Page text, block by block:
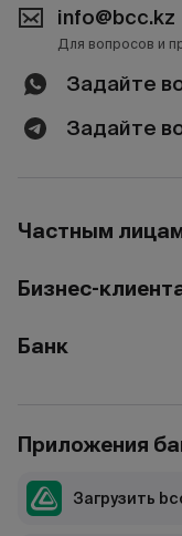
info@bcc.kz
Для вопросов и
Задайте
Задайте
Частным
Бизнес-
Банк
Приложения
Загрузить